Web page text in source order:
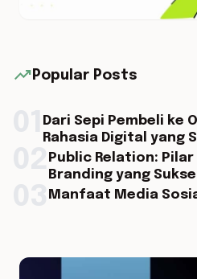
trending_up Popular Posts
Dari Sepi Pembeli ke
Rahasia Digital yang
Public Relation:
Branding yang
Manfaat Media